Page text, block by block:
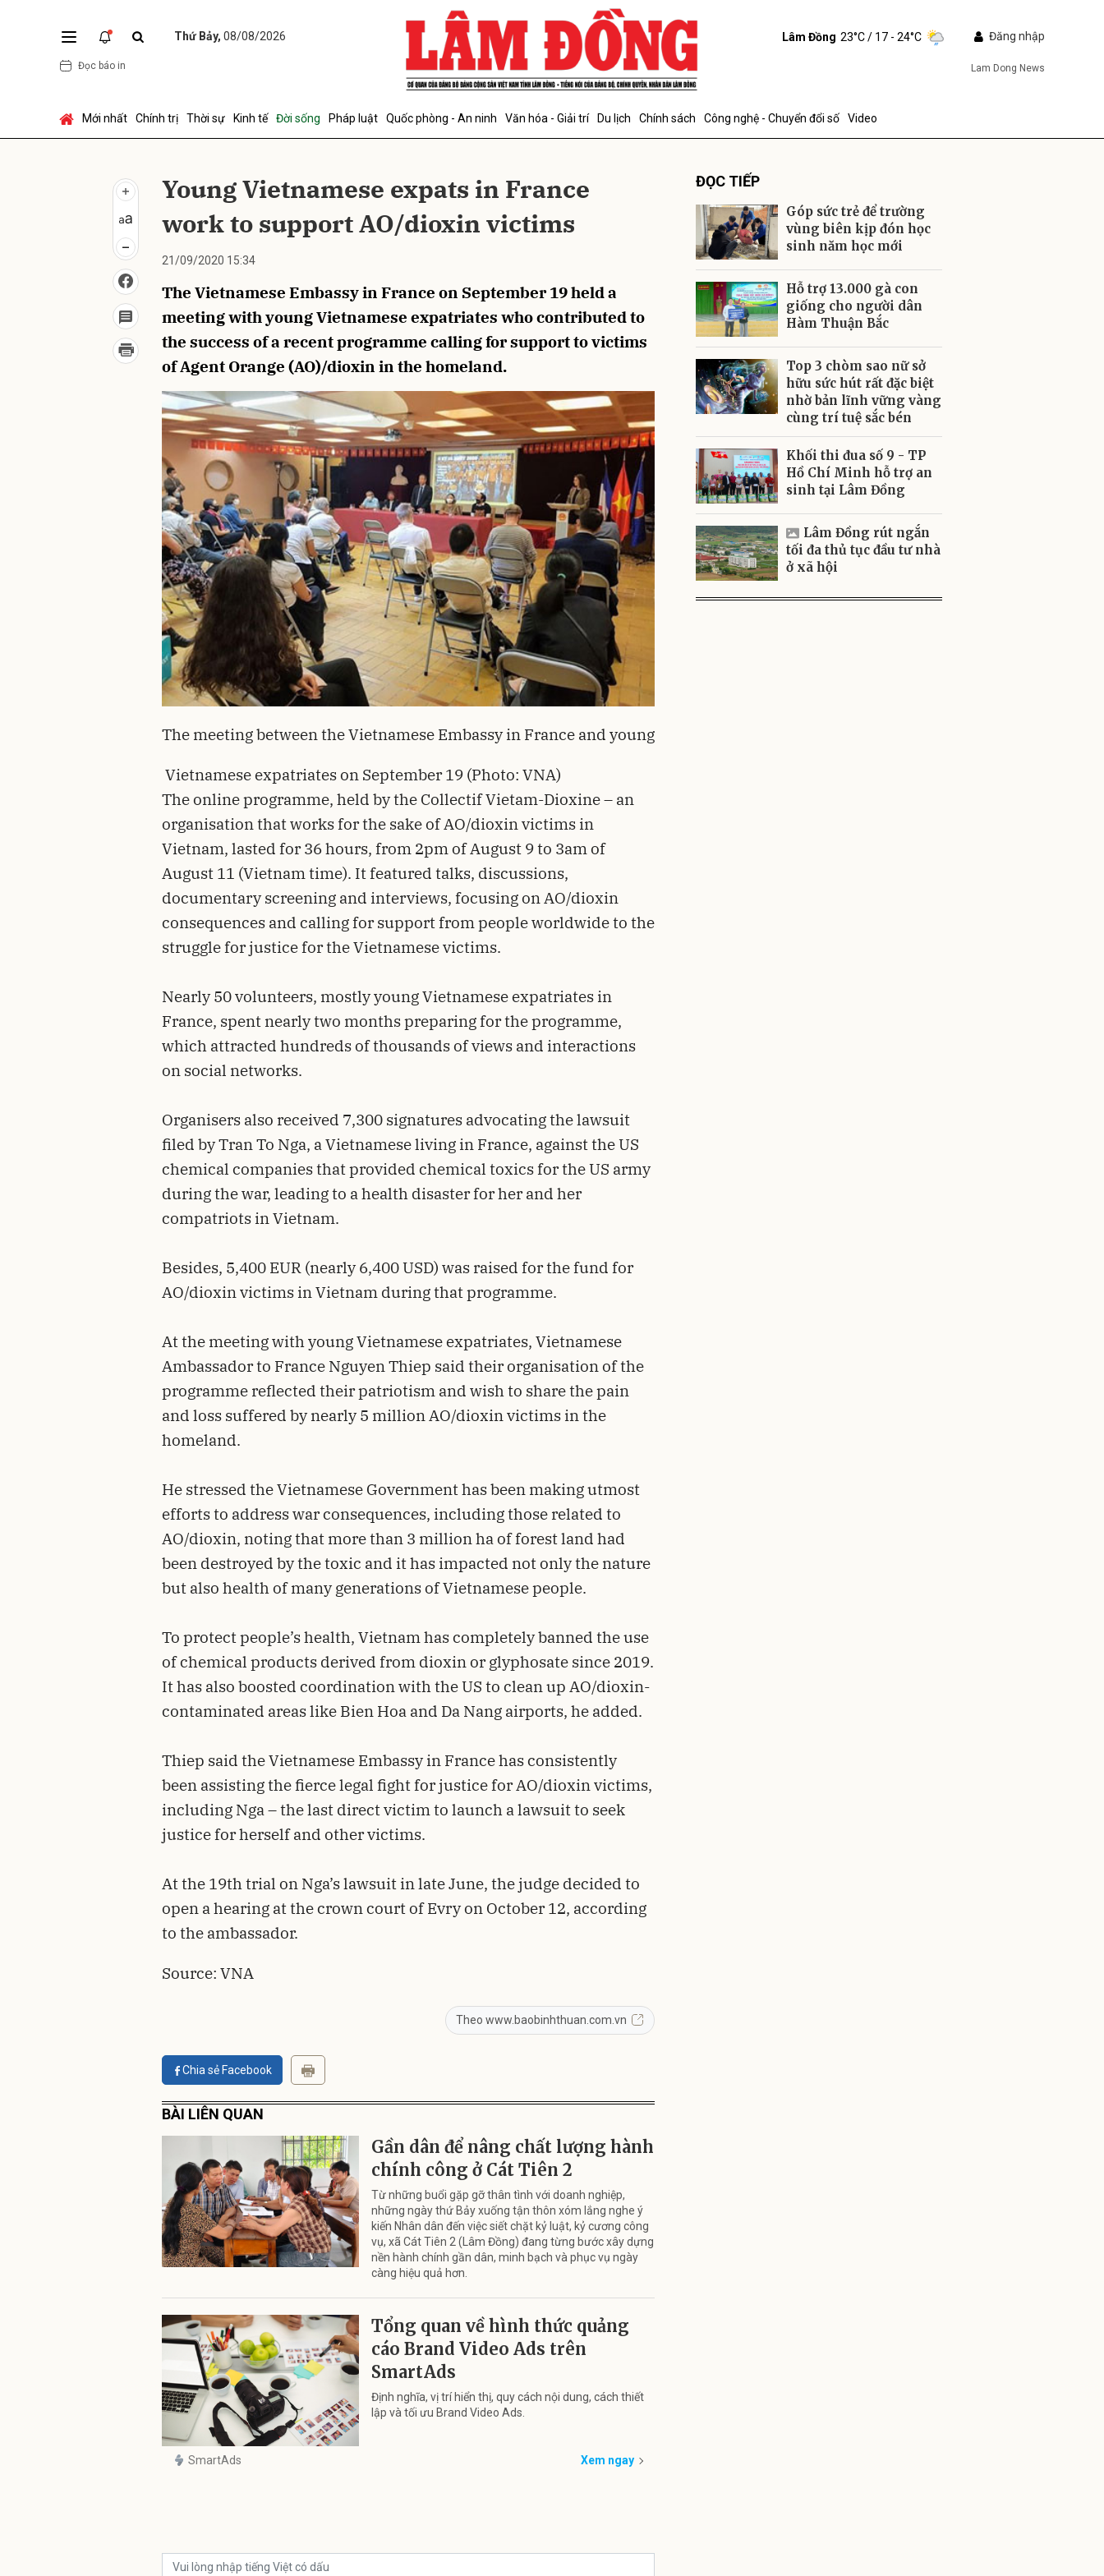
Thứ Bảy, 08/08/2026
Đọc báo in
Lâm Đồng 23°C/ 17 - 24°C Đăng nhập
Lam Dong News
Mới nhất Chính trị Thời sự Kinh tế Đời sống Pháp luật Quốc phòng - An ninh Văn hóa - Giải trí Du lịch Chính sách Công nghệ - Chuyển đổi số Video
Young Vietnamese expats in France
work to support AO/dioxin victims
21/09/2020 15:34
The Vietnamese Embassy in France on September 19 held a
meeting with young Vietnamese expatriates who contributed to
the success of a recent programme calling for support to victims
of Agent Orange (AO)/dioxin in the homeland.
The meeting between the Vietnamese Embassy in France and young
Vietnamese expatriates on September 19 (Photo: VNA)
The online programme, held by the Collectif Vietam-Dioxine – an
organisation that works for the sake of AO/dioxin victims in
Vietnam, lasted for 36 hours, from 2pm of August 9 to 3am of
August 11 (Vietnam time). It featured talks, discussions,
documentary screening and interviews, focusing on AO/dioxin
consequences and calling for support from people worldwide to the
struggle for justice for the Vietnamese victims.
Nearly 50 volunteers, mostly young Vietnamese expatriates in
France, spent nearly two months preparing for the programme,
which attracted hundreds of thousands of views and interactions
on social networks.
Organisers also received 7,300 signatures advocating the lawsuit
filed by Tran To Nga, a Vietnamese living in France, against the US
chemical companies that provided chemical toxics for the US army
during the war, leading to a health disaster for her and her
compatriots in Vietnam.
Besides, 5,400 EUR (nearly 6,400 USD) was raised for the fund for
AO/dioxin victims in Vietnam during that programme.
At the meeting with young Vietnamese expatriates, Vietnamese
Ambassador to France Nguyen Thiep said their organisation of the
programme reflected their patriotism and wish to share the pain
and loss suffered by nearly 5 million AO/dioxin victims in the
homeland.
He stressed the Vietnamese Government has been making utmost
efforts to address war consequences, including those related to
AO/dioxin, noting that more than 3 million ha of forest land had
been destroyed by the toxic and it has impacted not only the nature
but also health of many generations of Vietnamese people.
To protect people’s health, Vietnam has completely banned the use
of chemical products derived from dioxin or glyphosate since 2019.
It has also boosted coordination with the US to clean up AO/dioxin-
contaminated areas like Bien Hoa and Da Nang airports, he added.
Thiep said the Vietnamese Embassy in France has consistently
been assisting the fierce legal fight for justice for AO/dioxin victims,
including Nga – the last direct victim to launch a lawsuit to seek
justice for herself and other victims.
At the 19th trial on Nga’s lawsuit in late June, the judge decided to
open a hearing at the crown court of Evry on October 12, according
to the ambassador.
Source: VNA
Theo www.baobinhthuan.com.vn
Chia sẻ Facebook
BÀI LIÊN QUAN
Gần dân để nâng chất lượng hành
chính công ở Cát Tiên 2
Từ những buổi gặp gỡ thân tình với doanh nghiệp,
những ngày thứ Bảy xuống tận thôn xóm lắng nghe ý
kiến Nhân dân đến việc siết chặt kỷ luật, kỷ cương công
vụ, xã Cát Tiên 2 (Lâm Đồng) đang từng bước xây dựng
nền hành chính gần dân, minh bạch và phục vụ ngày
càng hiệu quả hơn.
Tổng quan về hình thức quảng
cáo Brand Video Ads trên
SmartAds
Định nghĩa, vị trí hiển thị, quy cách nội dung, cách thiết
lập và tối ưu Brand Video Ads.
SmartAds Xem ngay
ĐỌC TIẾP
Góp sức trẻ để trường
vùng biên kịp đón học
sinh năm học mới
Hỗ trợ 13.000 gà con
giống cho người dân
Hàm Thuận Bắc
Top 3 chòm sao nữ sở
hữu sức hút rất đặc biệt
nhờ bản lĩnh vững vàng
cùng trí tuệ sắc bén
Khối thi đua số 9 - TP
Hồ Chí Minh hỗ trợ an
sinh tại Lâm Đồng
Lâm Đồng rút ngắn
tối đa thủ tục đầu tư nhà
ở xã hội
Gửi bình luận
Gửi